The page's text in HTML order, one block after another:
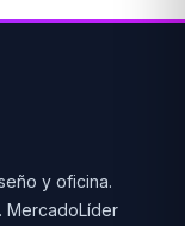
y oficina.
MercadoLíder